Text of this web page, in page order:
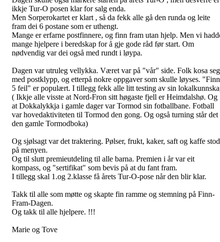
ikkje Tur-O posen klar for salg enda.
Men Sorperokartet er klart , så da fekk alle gå den runda og leite
fram dei 6 postane som er uthengt.
Mange er erfarne postfinnere, og finn fram utan hjelp. Men vi
mange hjelpere i beredskap for å gje gode råd før start. Om
nødvendig var dei også med rundt i løypa.
Dagen var utruleg vellykka. Været var på "vår" side. Folk kosa seg
med postklypp, og etterpå nokre oppgaver som skulle løyses. "Finn
5 feil" er populært. I tillegg fekk alle litt testing av sin
( Ikkje alle visste at Nord-Fron sitt høgaste fjell er Heimdalshø. Og
at Dokkalykkja i gamle dager var Tormod sin fotballbane. Fotball
var hovedaktiviteten til Tormod den gong. Og også turning står det
den gamle Tormodboka)
Og sjølsagt var det traktering. Pølser, frukt, kaker, saft og kaffe stod
på menyen.
Og til slutt premieutdeling til alle barna. Premien i år var eit
kompass, og "sertifikat" som bevis på at du fant fram.
I tillegg skal 1.og 2.klasse få årets Tur-O-pose når den blir klar.
Takk til alle som møtte og skapte fin ramme og stemning på Finn-
Fram-Dagen.
Og takk til alle hjelpere. !!!
Marie og Tove